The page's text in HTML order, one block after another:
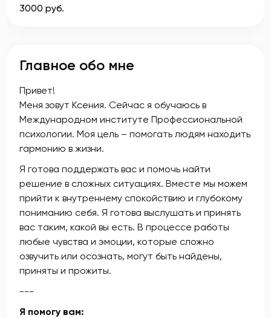
3000 руб.
Главное обо мне
Привет!
Меня зовут Ксения. Сейчас я обучаюсь в
Международном институте Профессиональной
психологии. Моя цель – помогать людям находить
гармонию в жизни.
Я готова поддержать вас и помочь найти
решение в сложных ситуациях. Вместе мы можем
прийти к внутреннему спокойствию и глубокому
пониманию себя. Я готова выслушать и принять
вас таким, какой вы есть. В процессе работы
любые чувства и эмоции, которые сложно
озвучить или осознать, могут быть найдены,
приняты и прожиты.
---
Я помогу вам: